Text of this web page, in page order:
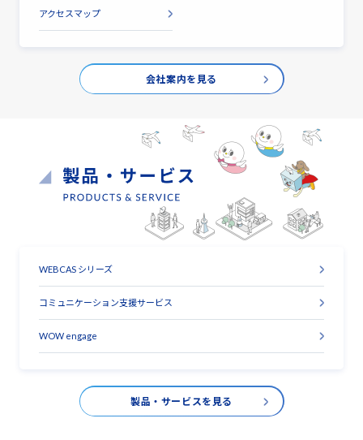
アクセスマップ
会社案内を見る
WEBCAS シリーズ
コミュニケーション支援サービス
WOW engage
製品・サービスを見る